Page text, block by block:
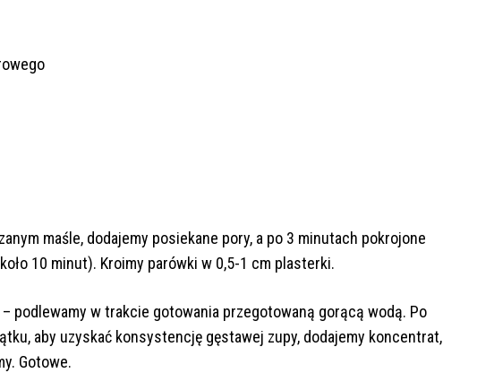
maśle, dodajemy posiekane pory, a po 3 minutach pokrojone
10 minut). Kroimy parówki w 0,5-1 cm plasterki.
podlewamy w trakcie gotowania przegotowaną gorącą wodą. Po
aby uzyskać konsystencję gęstawej zupy, dodajemy koncentrat,
Gotowe.